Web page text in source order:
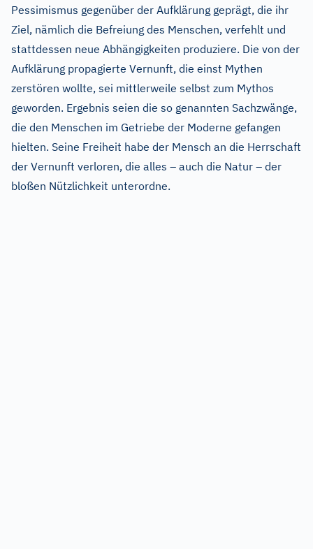
Pessimismus gegenüber der Aufklärung geprägt, die ihr
Ziel, nämlich die Befreiung des Menschen, verfehlt und
stattdessen neue Abhängigkeiten produziere. Die von der
Aufklärung propagierte Vernunft, die einst Mythen
zerstören wollte, sei mittlerweile selbst zum Mythos
geworden. Ergebnis seien die so genannten Sachzwänge,
die den Menschen im Getriebe der Moderne gefangen
hielten. Seine Freiheit habe der Mensch an die Herrschaft
der Vernunft verloren, die alles – auch die Natur – der
bloßen Nützlichkeit unterordne.